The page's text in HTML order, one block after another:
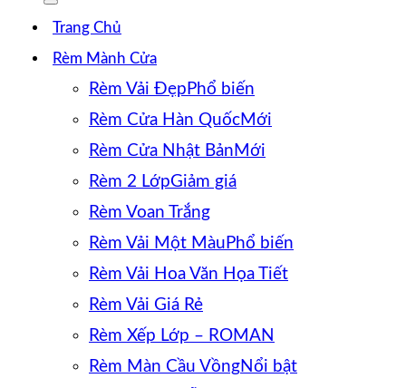
Trang Chủ
Rèm Mành Cửa
Rèm Vải Đẹp
Rèm Cửa Hàn Quốc
Rèm Cửa Nhật Bản
Rèm 2 Lớp
Rèm Voan Trắng
Rèm Vải Một Màu
Rèm Vải Hoa Văn Họa Tiết
Rèm Vải Giá Rẻ
Rèm Xếp Lớp – ROMAN
Rèm Màn Cầu Vồng